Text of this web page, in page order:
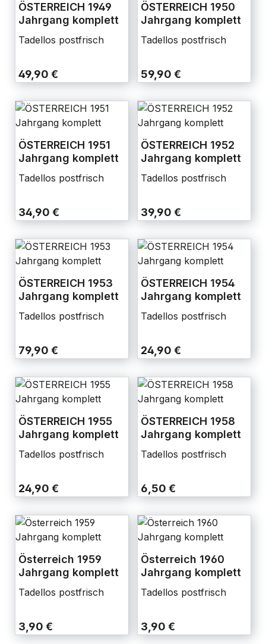
ÖSTERREICH 1949
Jahrgang komplett
Tadellos postfrisch
49,90 €
ÖSTERREICH 1950
Jahrgang komplett
Tadellos postfrisch
59,90 €
ÖSTERREICH 1951
Jahrgang komplett
Tadellos postfrisch
34,90 €
ÖSTERREICH 1952
Jahrgang komplett
Tadellos postfrisch
39,90 €
ÖSTERREICH 1953
Jahrgang komplett
Tadellos postfrisch
79,90 €
ÖSTERREICH 1954
Jahrgang komplett
Tadellos postfrisch
24,90 €
ÖSTERREICH 1955
Jahrgang komplett
Tadellos postfrisch
24,90 €
ÖSTERREICH 1958
Jahrgang komplett
Tadellos postfrisch
6,50 €
Österreich 1959
Jahrgang komplett
Tadellos postfrisch
3,90 €
Österreich 1960
Jahrgang komplett
Tadellos postfrisch
3,90 €